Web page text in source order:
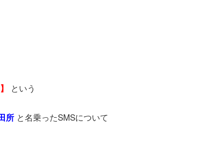
という
所 と名乗ったSMSについて